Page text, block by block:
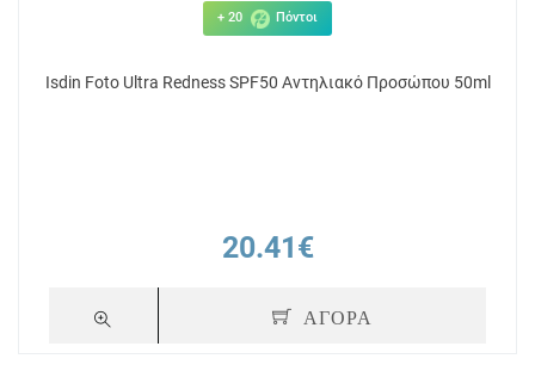
21.18€
+ 20 Πόντοι
Isdin Foto Ultra Redness SPF50 Αντηλιακό Προσώπου 50ml
20.41€
ΑΓΟΡΑ